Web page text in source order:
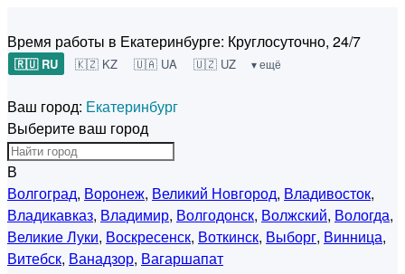
Время работы в Екатеринбурге: Круглосуточно, 24/7
🇷🇺 RU 🇰🇿 KZ 🇺🇦 UA 🇺🇿 UZ ▾ ещё
Ваш город: Екатеринбург
Выберите ваш город
В
Волгоград, Воронеж, Великий Новгород, Владивосток,
Владикавказ, Владимир, Волгодонск, Волжский, Вологда,
Великие Луки, Воскресенск, Воткинск, Выборг, Винница,
Витебск, Ванадзор, Вагаршапат